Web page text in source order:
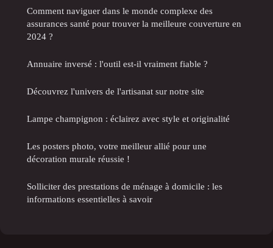
Comment naviguer dans le monde complexe des
assurances santé pour trouver la meilleure couverture en
2024 ?
Annuaire inversé : l'outil est-il vraiment fiable ?
Découvrez l'univers de l'artisanat sur notre site
Lampe champignon : éclairez avec style et originalité
Les posters photo, votre meilleur allié pour une
décoration murale réussie !
Solliciter des prestations de ménage à domicile : les
informations essentielles à savoir